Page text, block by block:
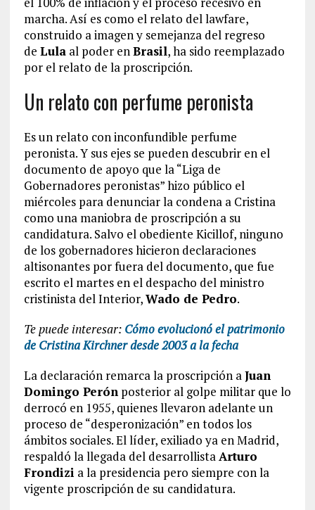
marcha. Así es como el relato del lawfare,
construido a imagen y semejanza del regreso
de Lulaal poder enBrasil, ha sido reemplazado
por el relato de la proscripción.
Un relato con perfume peronista
Es un relato con inconfundible perfume
peronista. Y sus ejes se pueden descubrir en el
documento de apoyo que la “Liga de
Gobernadores peronistas” hizo público el
miércoles para denunciar la condena a Cristina
como una maniobra de proscripción a su
candidatura. Salvo el obediente Kicillof, ninguno
de los gobernadores hicieron declaraciones
altisonantes por fuera del documento, que fue
escrito el martes en el despacho del ministro
cristinista del Interior,Wado de Pedro.
Te puede interesar: Cómo evolucionó el patrimonio
de Cristina Kirchner desde 2003 a la fecha
La declaración remarca la proscripción aJuan
Domingo Perónposterior al golpe militar que lo
derrocó en 1955, quienes llevaron adelante un
proceso de “desperonización” en todos los
ámbitos sociales. El líder, exiliado ya en Madrid,
respaldó la llegada del desarrollistaArturo
Frondizi a la presidencia pero siempre con la
vigente proscripción de su candidatura.